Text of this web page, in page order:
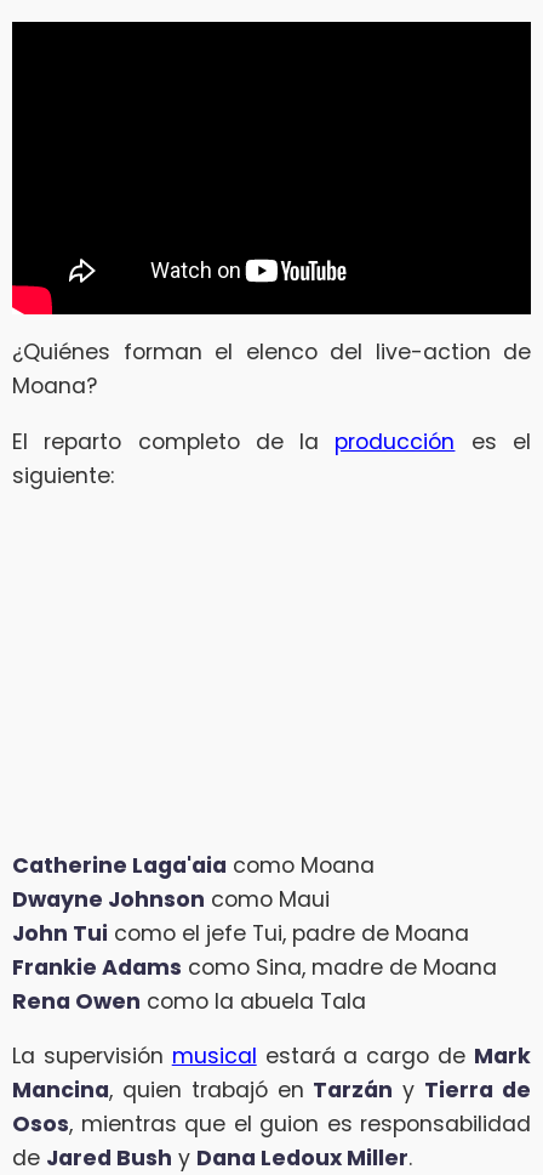
¿Quiénes forman el elenco del live-action de
Moana?
El reparto completo de la producción es el
siguiente:
Catherine Laga'aia como Moana
Dwayne Johnson como Maui
John Tui como el jefe Tui, padre de Moana
Frankie Adams como Sina, madre de Moana
Rena Owen como la abuela Tala
La supervisión musical estará a cargo de Mark
Mancina, quien trabajó en Tarzán y Tierra de
Osos, mientras que el guion es responsabilidad
de Jared Bush y Dana Ledoux Miller.